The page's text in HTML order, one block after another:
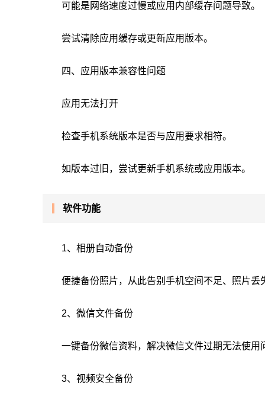
可能是网络速度过慢或应用内部缓存问题导致。
尝试清除应用缓存或更新应用版本。
四、应用版本兼容性问题
应用无法打开
检查手机系统版本是否与应用要求相符。
如版本过旧，尝试更新手机系统或应用版本。
软件功能
1、相册自动备份
便捷备份照片，从此告别手机空间不足、照片丢
2、微信文件备份
一键备份微信资料，解决微信文件过期无法使用
3、视频安全备份